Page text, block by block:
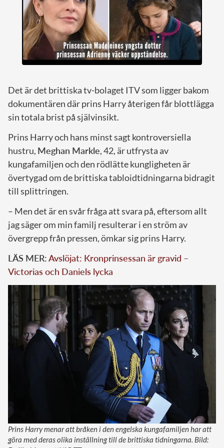
Det är det brittiska tv-bolaget ITV som ligger bakom
dokumentären där prins Harry återigen får blottlägga
sin totala brist på självinsikt.
Prins Harry och hans minst sagt kontroversiella
hustru, Meghan Markle, 42, är utfrysta av
kungafamiljen och den rödlätte kungligheten är
övertygad om de brittiska tabloidtidningarna bidragit
till splittringen.
– Men det är en svår fråga att svara på, eftersom allt
jag säger om min familj resulterar i en ström av
övergrepp från pressen, ömkar sig prins Harry.
LÄS MER:Avslöjat: Kronprinsessan är gravid –
Victorias och Daniels lycka
Prins Harry menar att bråken i den engelska kungafamiljen har att
göra med deras olika inställning till de brittiska tidningarna. Bild: